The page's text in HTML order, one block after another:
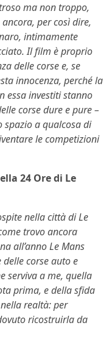
ma non troppo,
per così dire,
intimamente
Il film è proprio
delle corse e, se
innocenza, perché la
essa investiti stanno
corse dure e pure –
spazio a qualcosa di
le competizioni
24 Ore di Le
nella città di Le
trovo ancora
all’anno Le Mans
corse auto e
serviva a me, quella
prima, e della sfida
realtà: per
ricostruirla da